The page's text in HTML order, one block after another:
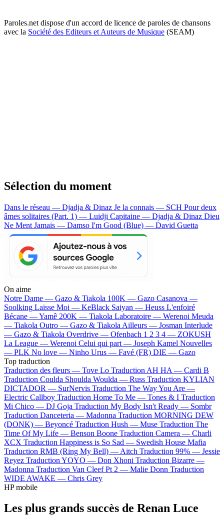
Paroles.net dispose d'un accord de licence de paroles de chansons
avec la Société des Editeurs et Auteurs de Musique (SEAM)
Sélection du moment
Dans le réseau — Djadja & Dinaz Je la connais — SCH Pour deux
âmes solitaires (Part. 1) — Luidji Capitaine — Djadja & Dinaz Dieu
Ne Ment Jamais — Damso I'm Good (Blue) — David Guetta
On aime
Notre Dame — Gazo & Tiakola 100K — Gazo Casanova —
Soolking Laisse Moi — KeBlack Saiyan — Heuss L'enfoiré
Bécane —Yamê 200K — Tiakola Laboratoire — Werenoi Meuda
— Tiakola Outro — Gazo & Tiakola Ailleurs — Josman Interlude
— Gazo & Tiakola Overdrive — Ofenbach 1 2 3 4 — ZOKUSH
La League — Werenoi Celui qui part — Joseph Kamel Nouvelles
— PLK No love — Ninho Urus — Favé (FR) DIE — Gazo
Top traduction
Traduction des fleurs — Tove Lo Traduction AH HA — Cardi B
Traduction Coulda Shoulda Woulda — Russ Traduction KYLIAN
DICTADOR — SurNervis Traduction The Way You Are —
Electric Callboy Traduction Home To Me — Tones & I Traduction
Mi Chico — DJ Goja Traduction My Body Isn't Ready — Sombr
Traduction Danceteria — Madonna Traduction MORNING DEW
(DONK) — Beyoncé Traduction Hush — Muse Traduction The
Time Of My Life — Benson Boone Traduction Camera — Charli
XCX Traduction Happiness is So Sad — Swedish House Mafia
Traduction RMB (Ring My Bell) — Aitch Traduction 99% — Jessie
Reyez Traduction YOYO — Don Xhoni Traduction Bizarre —
Madonna Traduction Van Cleef Pt 2 — Malie Donn Traduction
WIDE AWAKE — Chris Grey
HP mobile
Les plus grands succès de Renan Luce